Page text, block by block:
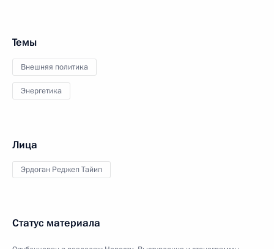
Темы
Внешняя политика
Энергетика
Лица
Эрдоган Реджеп Тайип
Статус материала